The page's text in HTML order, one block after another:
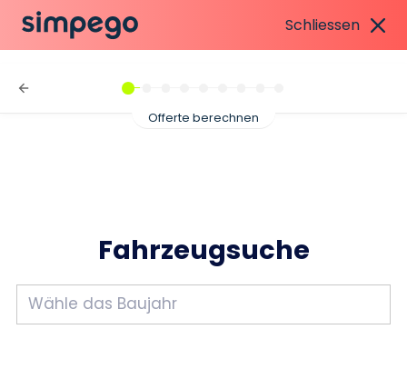
Schliessen
Offerte berechnen
Fahrzeugsuche